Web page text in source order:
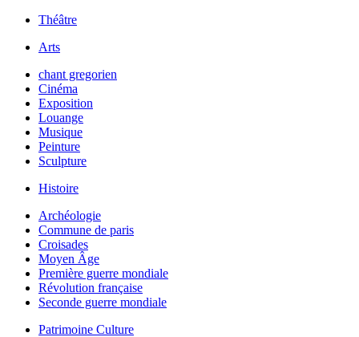
Théâtre
Arts
chant gregorien
Cinéma
Exposition
Louange
Musique
Peinture
Sculpture
Histoire
Archéologie
Commune de paris
Croisades
Moyen Âge
Première guerre mondiale
Révolution française
Seconde guerre mondiale
Patrimoine Culture